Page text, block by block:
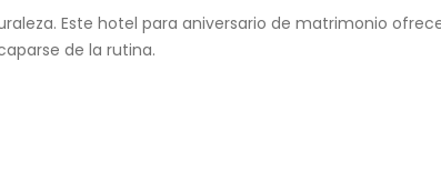
Este hotel para aniversario de matrimonio
de la rutina.